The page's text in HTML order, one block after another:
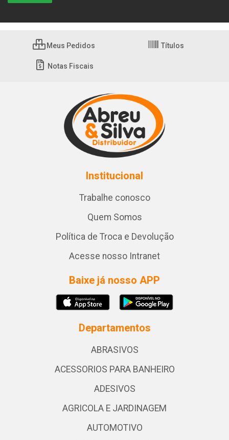
Meus Pedidos Títulos
Notas Fiscais
Institucional
Trabalhe conosco
Quem Somos
Política de Troca e Devolução
Acesse nosso Intranet
Baixe já nosso APP
Departamentos
ABRASIVOS
ACESSORIOS PARA BANHEIRO
ADESIVOS
AGRICOLA E JARDINAGEM
AUTOMOTIVO